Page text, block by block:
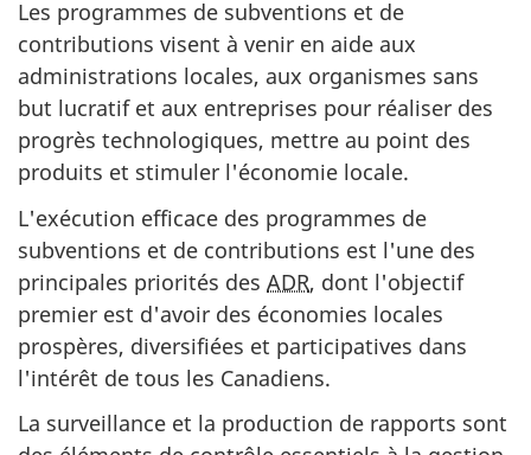
Les programmes de subventions et de
contributions visent à venir en aide aux
administrations locales, aux organismes sans
but lucratif et aux entreprises pour réaliser des
progrès technologiques, mettre au point des
produits et stimuler l'économie locale.
L'exécution efficace des programmes de
subventions et de contributions est l'une des
principales priorités des ADR, dont l'objectif
premier est d'avoir des économies locales
prospères, diversifiées et participatives dans
l'intérêt de tous les Canadiens.
La surveillance et la production de rapports sont